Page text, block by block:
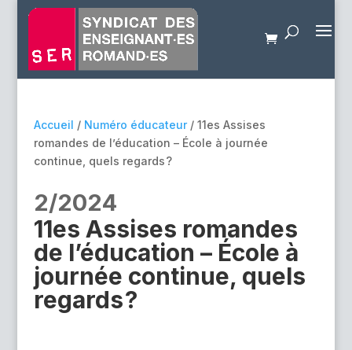
Accueil / Numéro éducateur/ 11es Assises
romandes de l’éducation – École à journée
continue, quels regards ?
2/2024
11es Assises romandes
de l’éducation – École à
journée continue, quels
regards ?